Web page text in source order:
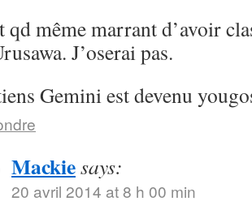
qd même marrant d’avoir
J’oserai pas.
Gemini est devenu
Mackiesays:
20 avril 2014 at 8 h 00 min